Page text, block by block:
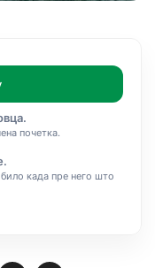
почетка.
када пре него што